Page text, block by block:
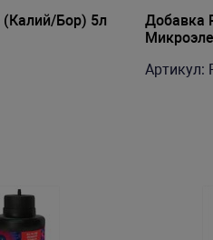
(Калий/Бор) 5л
Добавка
Артикул: